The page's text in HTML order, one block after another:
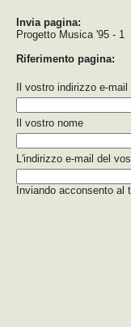
Invia pagina:
Progetto Musica '95 - 1
Riferimento pagina:
Il vostro indirizzo e-mail
Il vostro nome
L'indirizzo e-mail del
Inviando acconsento